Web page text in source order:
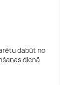
dabūt no
dienā